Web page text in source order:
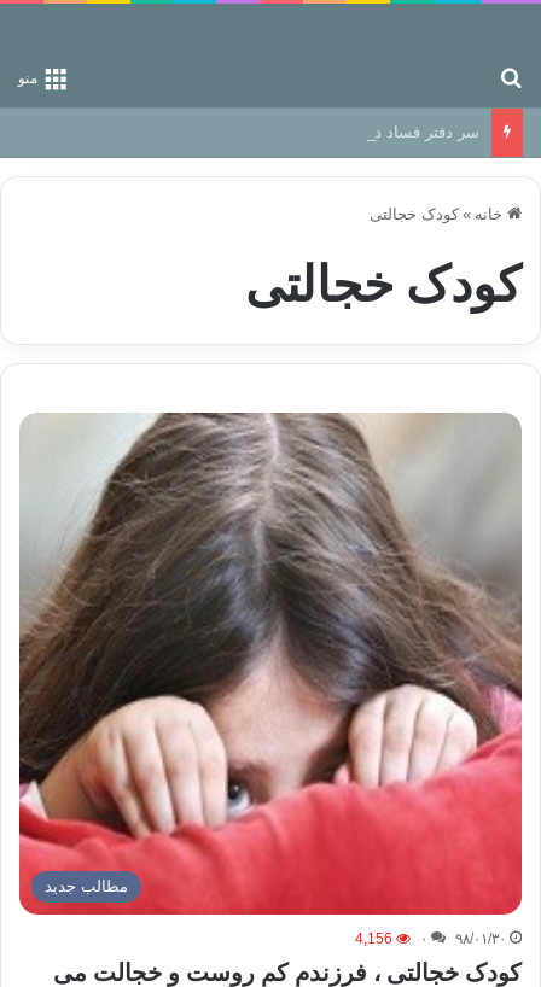
منو
سر دفتر فساد در زمین‌، دوری وکناره‌گیری از راه خداست‌!
خانه » کودک خجالتی
کودک خجالتی
مطالب جدید
۹۸/۰۱/۳۰ ۰ 4,156
کودک خجالتی ، فرزندم کم روست و خجالت می